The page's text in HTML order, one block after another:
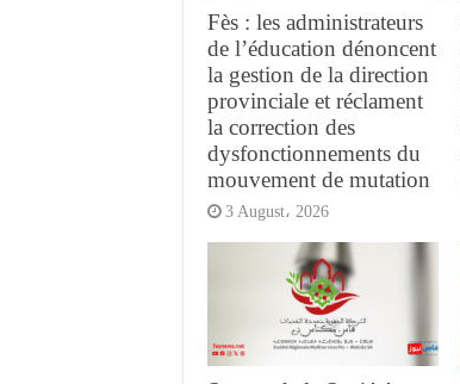
Fès : les administrateurs
de l’éducation dénoncent
la gestion de la direction
provinciale et réclament
la correction des
dysfonctionnements du
mouvement de mutation
3 August، 2026